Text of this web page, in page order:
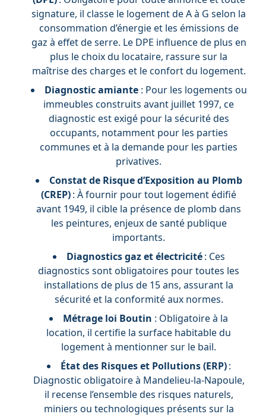
signature, il classe le logement de A à G selon la
consommation d’énergie et les émissions de
gaz à effet de serre. Le DPE influence de plus en
plus le choix du locataire, rassure sur la
maîtrise des charges et le confort du logement.
Diagnostic amiante: Pour les logements ou
immeubles construits avant juillet 1997, ce
diagnostic est exigé pour la sécurité des
occupants, notamment pour les parties
communes et à la demande pour les parties
privatives.
Constat de Risque d’Exposition au Plomb
(CREP): À fournir pour tout logement édifié
avant 1949, il cible la présence de plomb dans
les peintures, enjeux de santé publique
importants.
Diagnostics gaz et électricité: Ces
diagnostics sont obligatoires pour toutes les
installations de plus de 15 ans, assurant la
sécurité et la conformité aux normes.
Métrage loi Boutin : Obligatoire à la
location, il certifie la surface habitable du
logement à mentionner sur le bail.
État des Risques et Pollutions (ERP):
Diagnostic obligatoire à Mandelieu-la-Napoule,
il recense l’ensemble des risques naturels,
miniers ou technologiques présents sur la